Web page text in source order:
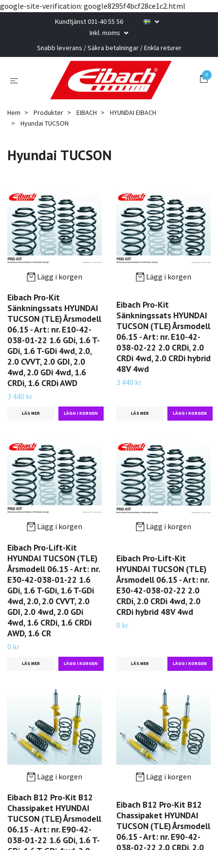
google-site-verification: google8295f4bcf28ce1c2.html
Kundtjänst 031-40 55 56
Inkl. moms
Snabb leverans / Säkra betalningar / Enkla returer
0
Hem Produkter EIBACH
HYUNDAI EIBACH
Hyundai TUCSON
Hyundai TUCSON
Lägg i korgen
Eibach Pro-Kit
Sänkningssats HYUNDAI
TUCSON (TLE) Årsmodell
06.15 - Art: nr. E10-42-
038-01-22 1.6 GDi, 1.6 T-
GDi, 1.6 T-GDi 4wd, 2.0,
2.0 CVVT, 2.0 GDI, 2.0
4wd, 2.0 GDi 4wd, 1.6
CRDi, 1.6 CRDi AWD
3 440 kr
LÄS MER
Lägg i korgen
Eibach Pro-Kit
Sänkningssats HYUNDAI
TUCSON (TLE) Årsmodell
06.15 - Art: nr. E10-42-
038-02-22 2.0 CRDi, 2.0
CRDi 4wd, 2.0 CRDi hybrid
48V 4wd
3 440 kr
LÄS MER
Lägg i korgen
Eibach Pro-Lift-Kit
HYUNDAI TUCSON (TLE)
Årsmodell 06.15 - Art: nr.
E30-42-038-01-22 1.6
GDi, 1.6 T-GDi, 1.6 T-GDi
4wd, 2.0, 2.0 CVVT, 2.0
GDI, 2.0 4wd, 2.0 GDi
4wd, 1.6 CRDi, 1.6 CRDi
AWD, 1.6 CR
0 kr
LÄS MER
Lägg i korgen
Eibach Pro-Lift-Kit
HYUNDAI TUCSON (TLE)
Årsmodell 06.15 - Art: nr.
E30-42-038-02-22 2.0
CRDi, 2.0 CRDi 4wd, 2.0
CRDi hybrid 48V 4wd
0 kr
LÄS MER
Lägg i korgen
Eibach B12 Pro-Kit B12
Chassipaket HYUNDAI
TUCSON (TLE) Årsmodell
06.15 - Art: nr. E90-42-
038-01-22 1.6 GDi, 1.6 T-
Lägg i korgen
Eibach B12 Pro-Kit B12
Chassipaket HYUNDAI
TUCSON (TLE) Årsmodell
06.15 - Art: nr. E90-42-
038-02-22 2.0 CRDi, 2.0